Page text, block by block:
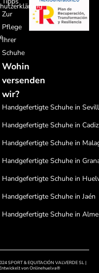
Zur
Pflege
Ihrer
Schuhe
Wohin
versenden
wir?
Handgefertigte Schuhe in
Handgefertigte Schuhe in Cadiz
Handgefertigte Schuhe in
Handgefertigte Schuhe in
Handgefertigte Schuhe in
Handgefertigte Schuhe in Jaén
Handgefertigte Schuhe in
Handgefertigte Schuhe in
Handgefertigte Schuhe in
SPORT & EQUITACIÓN VALVERDE SL |
vonOnlinehuelva®